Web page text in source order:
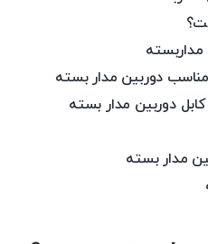
مداربسته
دوربین مدار بسته
کابل دوربین مدار بسته
مدار بسته